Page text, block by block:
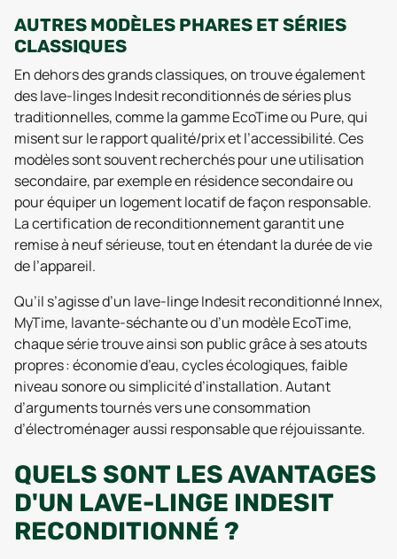
AUTRES MODÈLES PHARES ET SÉRIES
CLASSIQUES
En dehors des grands classiques, on trouve également
des lave-linges Indesit reconditionnés de séries plus
traditionnelles, comme la gamme EcoTime ou Pure, qui
misent sur le rapport qualité/prix et l’accessibilité. Ces
modèles sont souvent recherchés pour une utilisation
secondaire, par exemple en résidence secondaire ou
pour équiper un logement locatif de façon responsable.
La certification de reconditionnement garantit une
remise à neuf sérieuse, tout en étendant la durée de vie
de l’appareil.
Qu’il s’agisse d’un lave-linge Indesit reconditionné Innex,
MyTime, lavante-séchante ou d’un modèle EcoTime,
chaque série trouve ainsi son public grâce à ses atouts
propres : économie d’eau, cycles écologiques, faible
niveau sonore ou simplicité d’installation. Autant
d’arguments tournés vers une consommation
d’électroménager aussi responsable que réjouissante.
QUELS SONT LES AVANTAGES
D'UN LAVE-LINGE INDESIT
RECONDITIONNÉ ?